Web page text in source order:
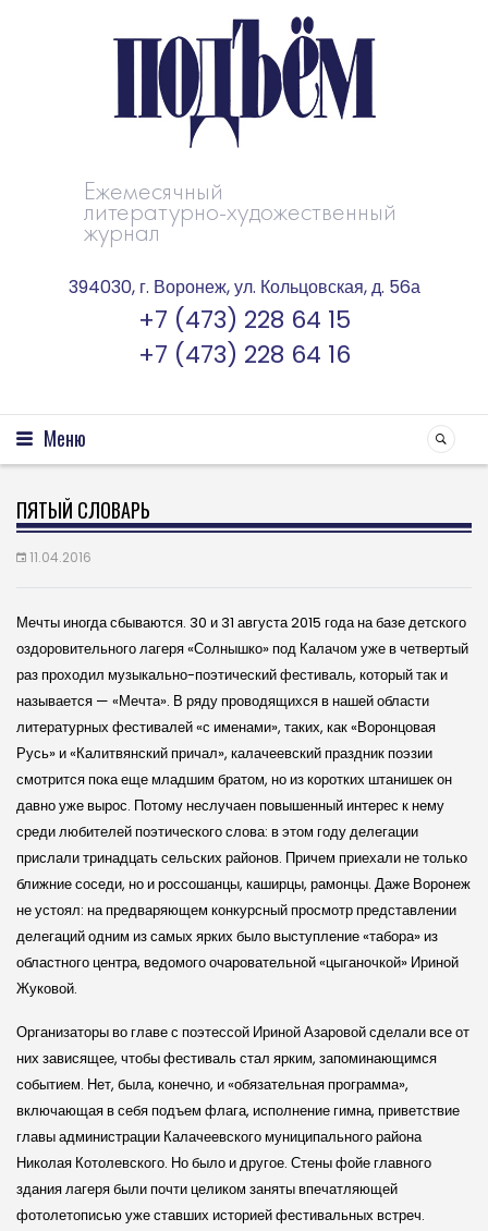
Ежемесячный
литературно-художественный
журнал
394030, г. Воронеж, ул. Кольцовская, д. 56а
+7 (473) 228 64 15
+7 (473) 228 64 16
Меню
ПЯТЫЙ СЛОВАРЬ
11.04.2016
Мечты иногда сбываются. 30 и 31 августа 2015 года на базе детского
оздоровительного лагеря «Солнышко» под Калачом уже в четвертый
раз проходил музыкально-поэтический фестиваль, который так и
называется — «Мечта». В ряду проводящихся в нашей области
литературных фестивалей «с именами», таких, как «Воронцовая
Русь» и «Калитвянский причал», калачеевский праздник поэзии
смотрится пока еще младшим братом, но из коротких штанишек он
давно уже вырос. Потому неслучаен повышенный интерес к нему
среди любителей поэтического слова: в этом году делегации
прислали тринадцать сельских районов. Причем приехали не только
ближние соседи, но и россошанцы, каширцы, рамонцы. Даже Воронеж
не устоял: на предваряющем конкурсный просмотр представлении
делегаций одним из самых ярких было выступление «табора» из
областного центра, ведомого очаровательной «цыганочкой» Ириной
Жуковой.
Организаторы во главе с поэтессой Ириной Азаровой сделали все от
них зависящее, чтобы фестиваль стал ярким, запоминающимся
событием. Нет, была, конечно, и «обязательная программа»,
включающая в себя подъем флага, исполнение гимна, приветствие
главы администрации Калачеевского муниципального района
Николая Котолевского. Но было и другое. Стены фойе главного
здания лагеря были почти целиком заняты впечатляющей
фотолетописью уже ставших историей фестивальных встреч.